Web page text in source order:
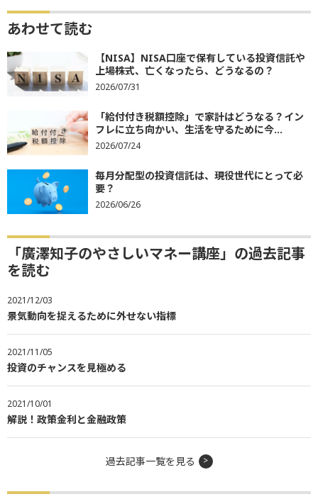
あわせて読む
【NISA】NISA口座で保有している投資信託や
上場株式、亡くなったら、どうなるの？
2026/07/31
「給付付き税額控除」で家計はどうなる？イン
フレに立ち向かい、生活を守るために今...
2026/07/24
毎月分配型の投資信託は、現役世代にとって必
要？
2026/06/26
「廣澤知子のやさしいマネー講座」の過去記事
を読む
2021/12/03
景気動向を捉えるために外せない指標
2021/11/05
投資のチャンスを見極める
2021/10/01
解説！政策金利と金融政策
過去記事一覧を見る